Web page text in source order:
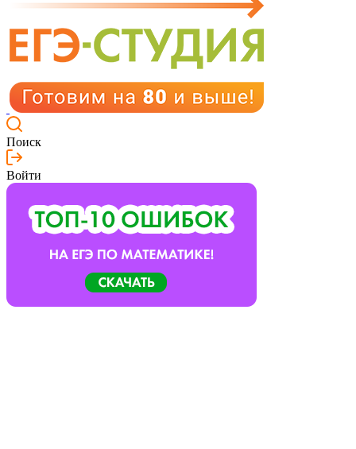
Поиск
Войти